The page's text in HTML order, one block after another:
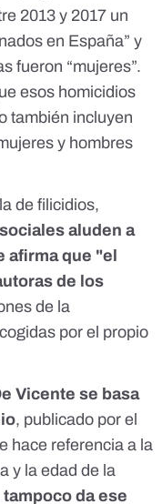
2013 y 2017 un
en España” y
fueron “mujeres”.
esos homicidios
también incluyen
y hombres
de filicidios,
aluden a
afirma que "el
de los
de la
por el propio
Vicente se basa
, publicado por el
hace referencia a la
y la edad de la
da ese